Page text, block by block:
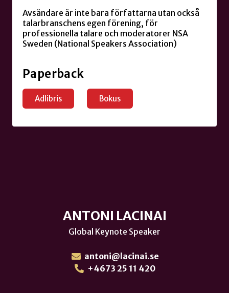
Avsändare är inte bara författarna utan också
talarbranschens egen förening, för
professionella talare och moderatorer NSA
Sweden (National Speakers Association)
Paperback
Adlibris Bokus
ANTONI LACINAI
Global Keynote Speaker
antoni@lacinai.se
+4673 25 11 420